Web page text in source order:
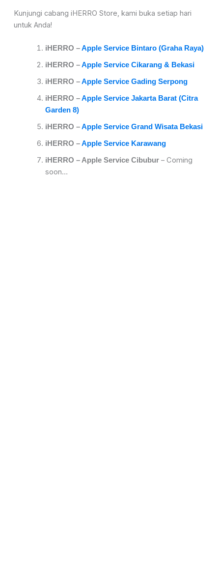
Kunjungi cabang iHERRO Store, kami buka setiap hari
untuk Anda!
iHERRO –Apple Service Bintaro (Graha Raya)
iHERRO –Apple Service Cikarang & Bekasi
iHERRO –Apple Service Gading Serpong
iHERRO –Apple Service Jakarta Barat (Citra
Garden 8)
iHERRO –Apple Service Grand Wisata Bekasi
iHERRO –Apple Service Karawang
iHERRO – Apple Service Cibubur– Coming
soon…